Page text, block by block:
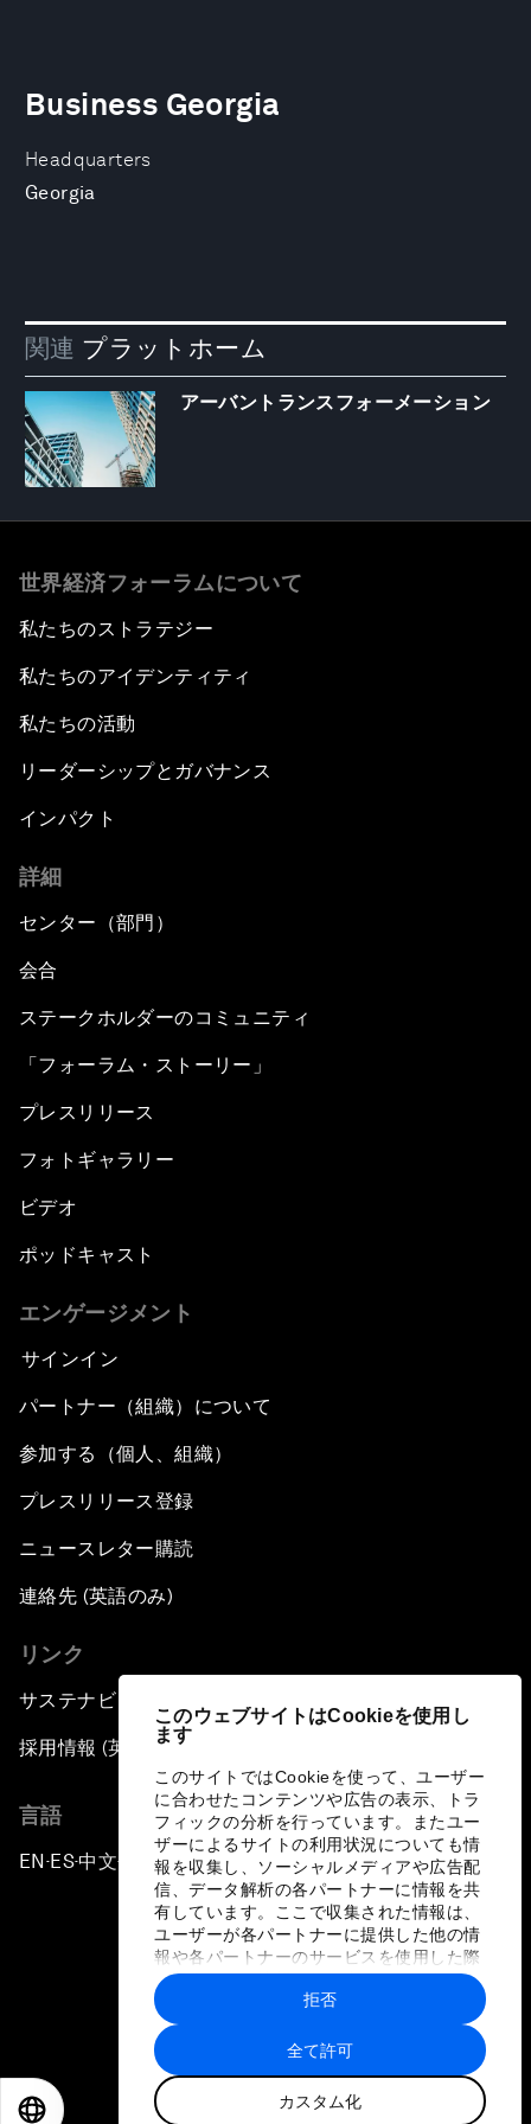
このウェブサイトはCookieを使用し
ます
このサイトではCookieを使って、ユーザー
に合わせたコンテンツや広告の表示、トラ
フィックの分析を行っています。またユー
ザーによるサイトの利用状況についても情
報を収集し、ソーシャルメディアや広告配
信、データ解析の各パートナーに情報を共
有しています。ここで収集された情報は、
ユーザーが各パートナーに提供した他の情
報や各パートナーのサービスを使用した際
に収集された情報と組み合わされ、各パー
トナーによって使用されることがありま
す。
全て許可
カスタム化
拒否
Headquarters
Georgia
Business Georgia
関連 プラットホーム
アーバントランスフォーメーション
世界経済フォーラムについて
私たちのストラテジー
私たちのアイデンティティ
私たちの活動
リーダーシップとガバナンス
インパクト
詳細
センター（部門）
会合
ステークホルダーのコミュニティ
「フォーラム・ストーリー」
プレスリリース
フォトギャラリー
ビデオ
ポッドキャスト
エンゲージメント
サインイン
パートナー（組織）について
参加する（個人、組織）
プレスリリース登録
ニュースレター購読
連絡先 (英語のみ)
リンク
サステナビリティへの取り組み
採用情報 (英語のみ)
言語
EN ▪ES▪中文▪ 日本語
プライバシーポリシーと利用規約
サイトマップ
©
世界経済フォーラム